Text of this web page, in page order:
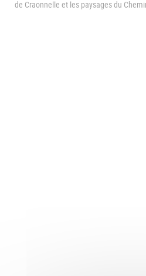
de Craonnelle et les paysages du